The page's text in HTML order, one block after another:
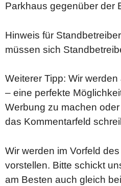
Parkhaus gegenüber der
Hinweis für
müssen sich
Weiterer Tipp: Wir
– eine perfekte
Werbung zu machen
das Kommentarfeld
Wir werden im Vorfeld
vorstellen. Bitte schickt
am Besten auch gleich